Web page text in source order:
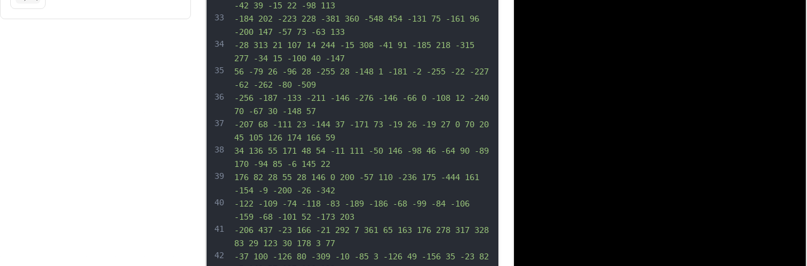
33
34
35
36
37
38
39
40
41
42
-42 39 -15 22 -98 113
-184 202 -223 228 -381 360 -548 454 -131 75 -161 96
-200 147 -57 73 -63 133
-28 313 21 107 14 244 -15 308 -41 91 -185 218 -315
277 -34 15 -100 40 -147
56 -79 26 -96 28 -255 28 -148 1 -181 -2 -255 -22 -227
-62 -262 -80 -509
-256 -187 -133 -211 -146 -276 -146 -66 0 -108 12 -240
70 -67 30 -148 57
-207 68 -111 23 -144 37 -171 73 -19 26 -19 27 0 70 20
45 105 126 174 166 59
34 136 55 171 48 54 -11 111 -50 146 -98 46 -64 90 -89
170 -94 85 -6 145 22
176 82 28 55 28 146 0 200 -57 110 -236 175 -444 161
-154 -9 -200 -26 -342
-122 -109 -74 -118 -83 -189 -186 -68 -99 -84 -106
-159 -68 -101 52 -173 203
-206 437 -23 166 -21 292 7 361 65 163 176 278 317 328
83 29 123 30 178 3 77
-37 100 -126 80 -309 -10 -85 3 -126 49 -156 35 -23 82